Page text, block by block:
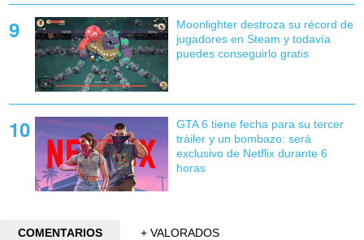
Moonlighter destroza su récord de
jugadores en Steam y todavía
puedes conseguirlo gratis
GTA 6 tiene fecha para su tercer
tráiler y un bombazo: será
exclusivo de Netflix durante 6
horas
COMENTARIOS
+ VALORADOS